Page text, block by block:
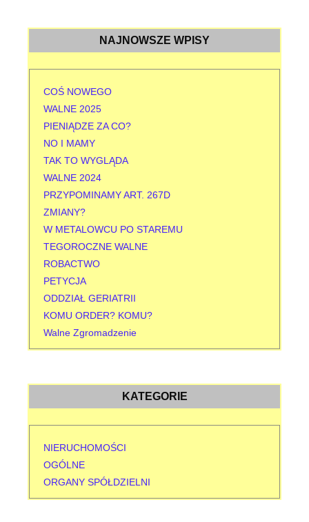
k
NAJNOWSZE WPISY
COŚ NOWEGO
WALNE 2025
PIENIĄDZE ZA CO?
NO I MAMY
TAK TO WYGLĄDA
WALNE 2024
PRZYPOMINAMY ART. 267D
ZMIANY?
W METALOWCU PO STAREMU
TEGOROCZNE WALNE
ROBACTWO
PETYCJA
ODDZIAŁ GERIATRII
KOMU ORDER? KOMU?
Walne Zgromadzenie
KATEGORIE
NIERUCHOMOŚCI
OGÓLNE
ORGANY SPÓŁDZIELNI